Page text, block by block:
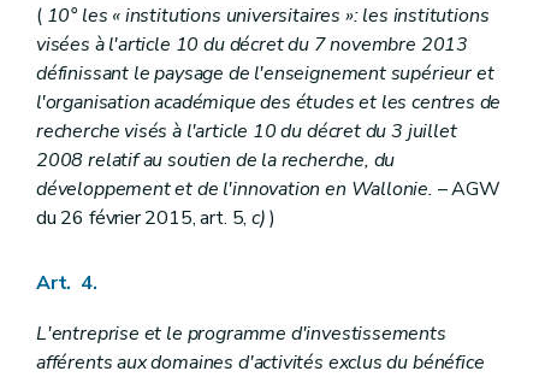
( 10° les « institutions universitaires »: les institutions
visées à l'article 10 du décret du 7 novembre 2013
définissant le paysage de l'enseignement supérieur et
l'organisation académique des études et les centres de
recherche visés à l'article 10 du décret du 3 juillet
2008 relatif au soutien de la recherche, du
développement et de l'innovation en Wallonie. – AGW
du 26 février 2015, art. 5, c))
Art. 4.
L'entreprise et le programme d'investissements
afférents aux domaines d'activités exclus du bénéfice